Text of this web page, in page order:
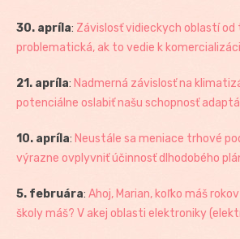
30. apríla: Závislosť vidieckych oblastí
problematická, ak to vedie k
21. apríla: Nadmerná závislosť na
potenciálne oslabiť našu schopnosť
10. apríla: Neustále sa meniace trhové
výrazne ovplyvniť účinnosť dlhodobého
5. februára: Ahoj, Marian, koľko máš
školy máš? V akej oblasti elektroniky